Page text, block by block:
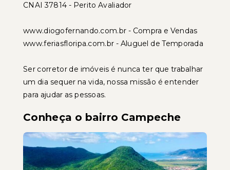
CNAI 37814 - Perito Avaliador
www.diogofernando.com.br - Compra e Vendas
www.feriasfloripa.com.br - Aluguel de Temporada
Ser corretor de imóveis é nunca ter que trabalhar
um dia sequer na vida, nossa missão é entender
para ajudar as pessoas.
Conheça o bairro Campeche